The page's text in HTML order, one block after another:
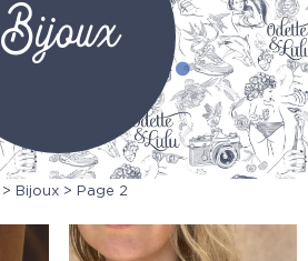
Bijoux
> Bijoux > Page 2